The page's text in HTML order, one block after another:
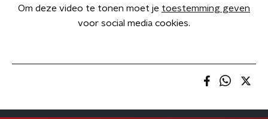
Om deze video te tonen moet je toestemming geven
voor social media cookies.